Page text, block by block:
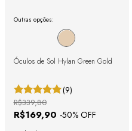
Outras opções:
Óculos de Sol Hylan Green Gold
(9)
R$169,90 -50% OFF
R$339,80